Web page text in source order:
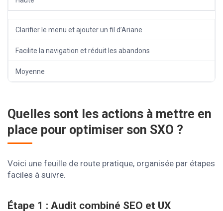
Clarifier le menu et ajouter un fil d’Ariane
Facilite la navigation et réduit les abandons
Moyenne
Quelles sont les actions à mettre en
place pour optimiser son SXO ?
Voici une feuille de route pratique, organisée par étapes
faciles à suivre.
Étape 1 : Audit combiné SEO et UX